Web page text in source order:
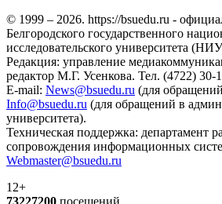
© 1999 – 2026. https://bsuedu.ru -
Белгородского государственного
исследовательского университета
Редакция: управление
редактор М.Г. Усенкова. Тел. (4722) 30-
E-mail: News@bsuedu.ru (для
Info@bsuedu.ru (для обращений в
университета).
Техническая поддержка: департамент
сопровождения информационных
Webmaster@bsuedu.ru
12+
73227200 посещений